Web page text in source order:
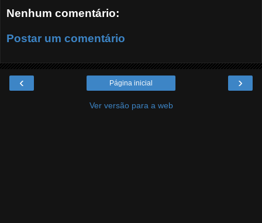
Nenhum comentário:
Postar um comentário
‹ ›
Página inicial
Ver versão para a web